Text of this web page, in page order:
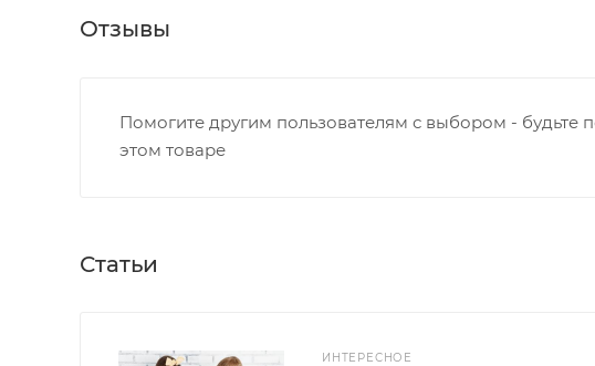
Отзывы
Помогите другим пользователям с выбором -
этом товаре
Статьи
ИНТЕРЕСНОЕ